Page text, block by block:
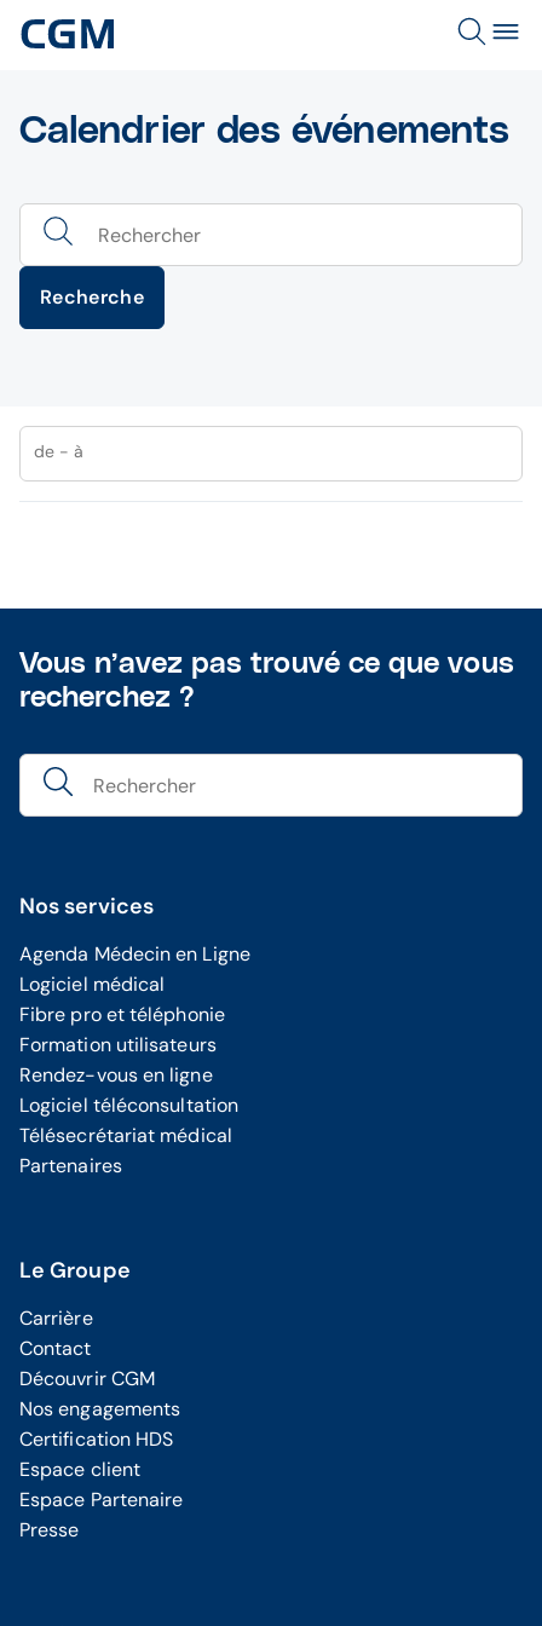
Calendrier des événements
Recherche
de - à
Vous n’avez pas trouvé ce que vous
recherchez ?
Nos services
Agenda Médecin en Ligne
Logiciel médical
Fibre pro et téléphonie
Formation utilisateurs
Rendez-vous en ligne
Logiciel téléconsultation
Télésecrétariat médical
Partenaires
Le Groupe
Carrière
Contact
Découvrir CGM
Nos engagements
Certification HDS
Espace client
Espace Partenaire
Presse